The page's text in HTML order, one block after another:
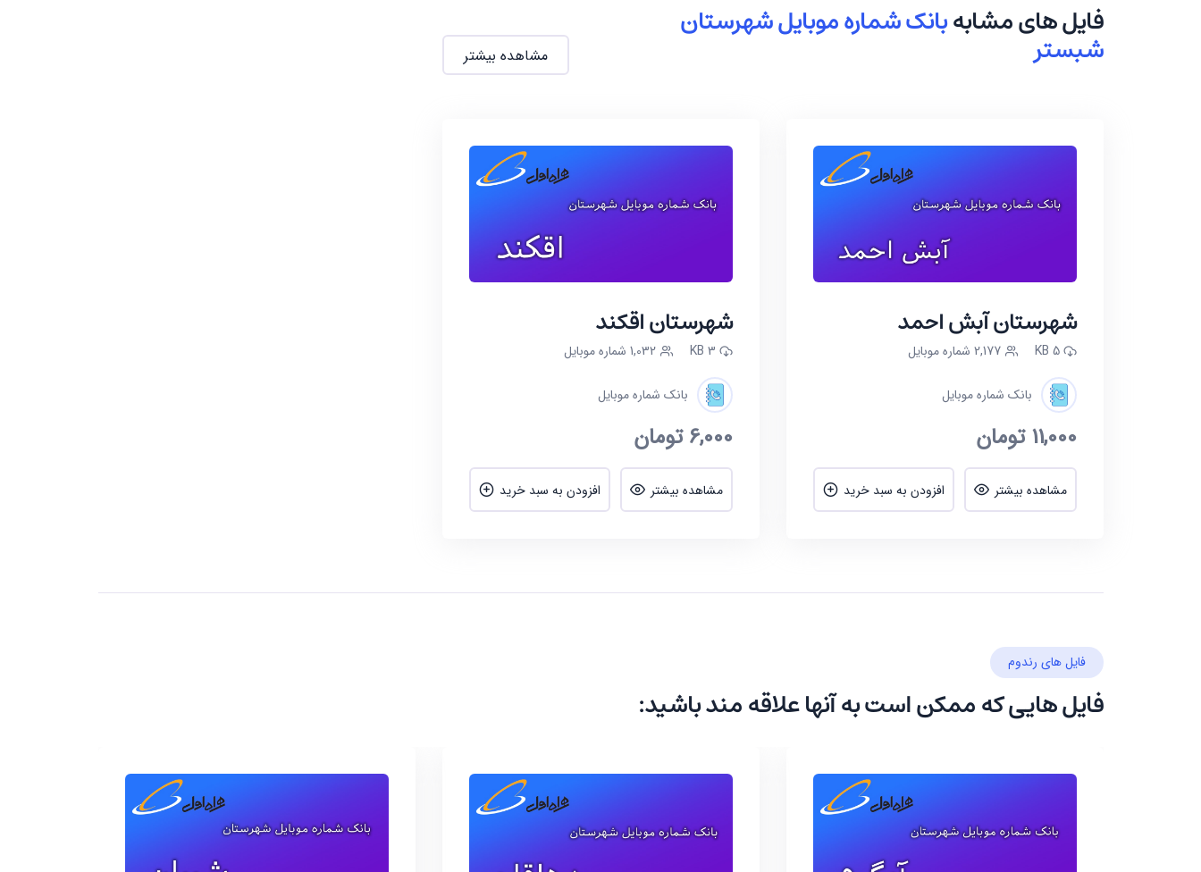
فایل های مشابهبانک شماره موبایل شهرستان
شبستر مشاهده بیشتر
شهرستان آبش احمد
5 KB 2,177 شماره موبایل
بانک شماره موبایل
11,000تومان
مشاهده بیشتر افزودن به سبد خرید
شهرستان اقکند
3 KB 1,032 شماره موبایل
بانک شماره موبایل
6,000تومان
مشاهده بیشتر افزودن به سبد خرید
فایل های رندوم
فایل هایی که ممکن است به آنها علاقه مند باشید: